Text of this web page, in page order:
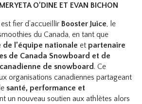
O’DINE ET EVAN BICHON
fier d’accueillir Booster Juice , le
du Canada, en tant que
l’équipe nationale et partenaire
de Canada Snowboard et de
de snowboard . Ce
organisations canadiennes partageant
santé, performance et
un nouveau soutien aux athlètes alors